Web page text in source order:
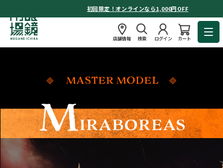
初回限定！オンラインなら1,000円OFF
店舗情報 検索 ログイン カート